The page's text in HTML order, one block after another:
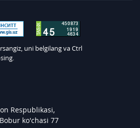
uni belgilang va Ctrl
Respublikasi,
ko'chasi 77